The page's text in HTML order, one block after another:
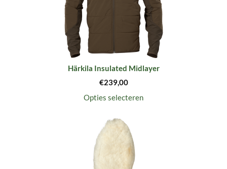
Härkila Insulated Midlayer
€239,00
Opties selecteren